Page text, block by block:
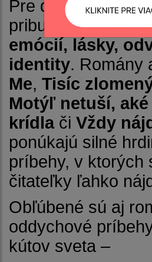
Pre dievčatá a
pribudli knihy,
emócií, lásky,
identity. Romány
Me, Tisíc
Motýľ netuší,
krídlači Vždy
ponúkajú silné
príbehy, v ktorých
čitateľky ľahko
Obľúbené sú aj
oddychové
kútov sveta –